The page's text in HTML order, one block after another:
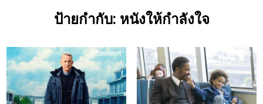
ป้ายกำกับ: หนังให้กำลังใจ
0 Commenton
รีวิว
A
Man
Called
Otto
(2022)
0 Commenton
รีวิว
The
of
ยิ้ม